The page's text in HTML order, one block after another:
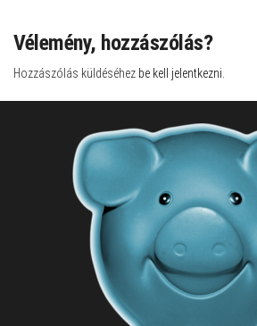
Vélemény, hozzászólás?
Hozzászólás küldéséhez be kell jelentkezni.